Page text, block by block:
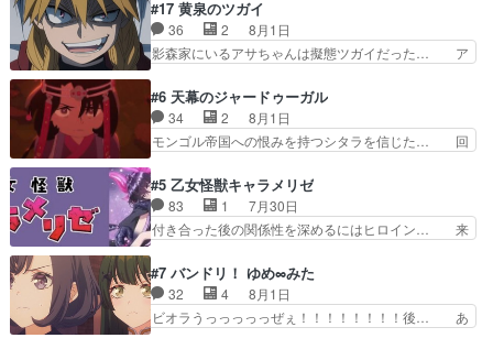
の！？クレアさん探偵すぎ… 突然のポアロクイズ
は草なんよ。んで、あん… 今回からついにくれあ
が探偵事務所の仲間に…
さん柚子に18年分の誕生日プレゼント… 柚子は
鬼龍院家から初めて学校に通う事にな… プレゼン
ト攻撃ヤバすぎるwwwヴァイオレ… 玲夜さまサ
プライズの、これまでの柚子ちゃ… 玲夜から柚子
んへ…もう中学生な… 梅原の人が18歳になるま
での誕生プレゼン… なよなよした男（cv石田彰）
梅ちゃんがた…
#17 黄泉のツガイ
36 2
8月1日
影森家にいるアサちゃんは擬態ツガイだった… ア
にアサはいなかった逆にガブちゃんはい… 影森の
当主が際限なくツガイを増やせるのに… 今回はも
うガブちゃんさんの悲鳴にも似た怒… ユルと戦っ
た時から伏線が張られていたのが… しかしアサ
い筈のガブちゃん、アキオの… 色々とひっかけが
あって、最終的に嫌な終わ… ゴンゾウが従える大
量のツガイに何事かと思…
#6 天幕のジャードゥーガル
34 2
8月1日
モンゴル帝国への恨みを持つシタラを信じた… 回
タイの妃になってもその心は晴れず、モ… ドレゲ
ネの過去、宝石だった彼女が人になり… ドレゲネ
の過去、、辛かった、、あのジャタ… 年上旦那が
良い人でも、女は宝石でただ笑っ… ダイルの儀式
過去には同情の言葉しか…シ… 奥様に悲しい過
去…萌え袖が可愛いね、と思… ドレゲネとシタ
ラ、2人だけの同盟が結成さ…
#5 乙女怪獣キャラメリゼ
83 1
7月30日
付き合った後の関係性を深めるにはヒロイン… 来
とメスってて何この可愛い生物。クラス… 付き合
い始めたら始めたでまた違った悩みが… と一歩ず
つ踏み出す黒絵ちゃん微笑ま新汰の… ツインテー
ルが可愛いお茶目な妹ちゃんです… しかも過去も
#7 バンドリ！ ゆめ∞みた
32 4
8月1日
ビオラうっっっっっぜぇ！！！！！！！！後… あ